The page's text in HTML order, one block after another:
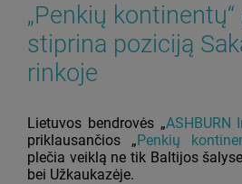
„Penkių
stiprina poziciją
rinkoje
Lietuvos bendrovės „ASHBURN
priklausančios „Penkių
plečia veiklą ne tik Baltijos
bei Užkaukazėje.